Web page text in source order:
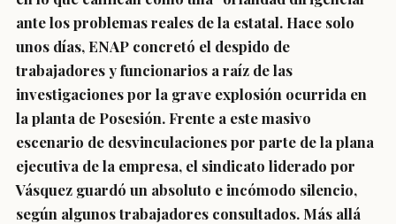
ante los problemas reales de la estatal. Hace solo
unos días, ENAP concretó el despido de
trabajadores y funcionarios a raíz de las
investigaciones por la grave explosión ocurrida en
la planta de Posesión. Frente a este masivo
escenario de desvinculaciones por parte de la plana
ejecutiva de la empresa, el sindicato liderado por
Vásquez guardó un absoluto e incómodo silencio,
según algunos trabajadores consultados. Más allá